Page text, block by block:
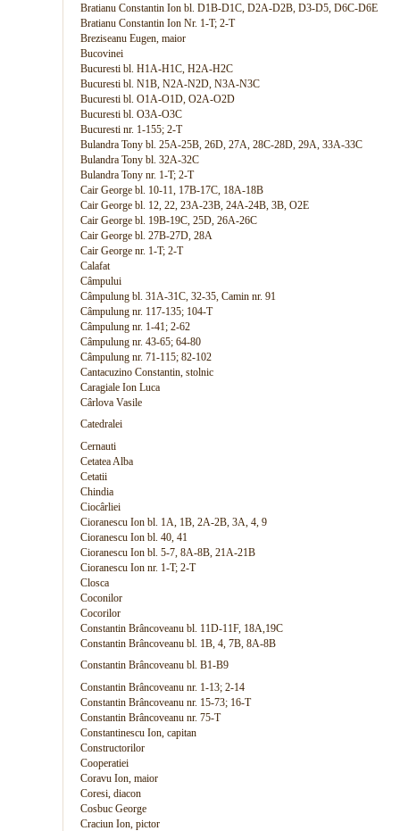
Bratianu Constantin Ion bl. D1B-D1C, D2A-D2B, D3-D5, D6C-D6E
Bratianu Constantin Ion Nr. 1-T; 2-T
Breziseanu Eugen, maior
Bucovinei
Bucuresti bl. H1A-H1C, H2A-H2C
Bucuresti bl. N1B, N2A-N2D, N3A-N3C
Bucuresti bl. O1A-O1D, O2A-O2D
Bucuresti bl. O3A-O3C
Bucuresti nr. 1-155; 2-T
Bulandra Tony bl. 25A-25B, 26D, 27A, 28C-28D, 29A, 33A-33C
Bulandra Tony bl. 32A-32C
Bulandra Tony nr. 1-T; 2-T
Cair George bl. 10-11, 17B-17C, 18A-18B
Cair George bl. 12, 22, 23A-23B, 24A-24B, 3B, O2E
Cair George bl. 19B-19C, 25D, 26A-26C
Cair George bl. 27B-27D, 28A
Cair George nr. 1-T; 2-T
Calafat
Câmpului
Câmpulung bl. 31A-31C, 32-35, Camin nr. 91
Câmpulung nr. 117-135; 104-T
Câmpulung nr. 1-41; 2-62
Câmpulung nr. 43-65; 64-80
Câmpulung nr. 71-115; 82-102
Cantacuzino Constantin, stolnic
Caragiale Ion Luca
Cârlova Vasile
Catedralei
Cernauti
Cetatea Alba
Cetatii
Chindia
Ciocârliei
Cioranescu Ion bl. 1A, 1B, 2A-2B, 3A, 4, 9
Cioranescu Ion bl. 40, 41
Cioranescu Ion bl. 5-7, 8A-8B, 21A-21B
Cioranescu Ion nr. 1-T; 2-T
Closca
Coconilor
Cocorilor
Constantin Brâncoveanu bl. 11D-11F, 18A,19C
Constantin Brâncoveanu bl. 1B, 4, 7B, 8A-8B
Constantin Brâncoveanu bl. B1-B9
Constantin Brâncoveanu nr. 1-13; 2-14
Constantin Brâncoveanu nr. 15-73; 16-T
Constantin Brâncoveanu nr. 75-T
Constantinescu Ion, capitan
Constructorilor
Cooperatiei
Coravu Ion, maior
Coresi, diacon
Cosbuc George
Craciun Ion, pictor